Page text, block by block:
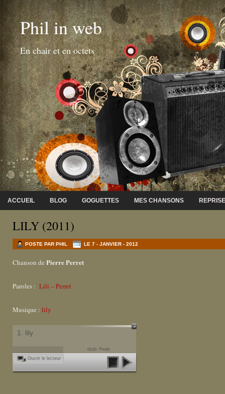
Phil in web
En chair et en octets
ACCUEIL BLOG GOGUETTES MES CHANSONS
LILY (2011)
POSTE PAR PHIL LE 7 - JANVIER - 2012
Chanson de Pierre Perret
Paroles : Lili – Perret
Musique : lily
1. lily
00:00 Ready
Ouvrir le lecteur